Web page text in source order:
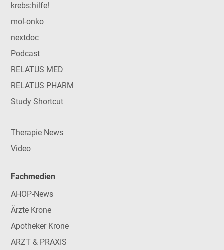
krebs:hilfe!
mol-onko
nextdoc
Podcast
RELATUS MED
RELATUS PHARM
Study Shortcut
Therapie News
Video
Fachmedien
AHOP-News
Ärzte Krone
Apotheker Krone
ARZT & PRAXIS